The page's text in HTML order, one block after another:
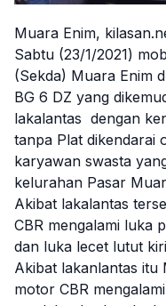
Muara Enim,
Sabtu (23/1/2021)
(Sekda) Muara Enim
BG 6 DZ yang
lakalantas dengan
tanpa Plat dikendarai
karyawan swasta
kelurahan Pasar
Akibat lakalantas
CBR mengalami luka
dan luka lecet lutut
Akibat lakanlantas itu
motor CBR